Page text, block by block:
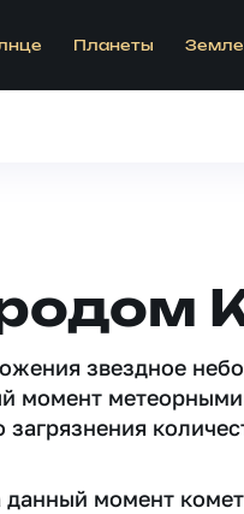
Планеты
звездное
момент метеорными
данный момент